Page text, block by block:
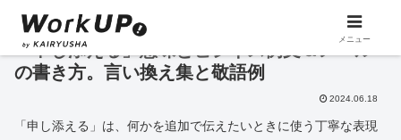
「申し添える」意味とビジネス例文＆メール
の書き方。言い換え集と敬語例
2024.06.18
「申し添える」は、何かを追加で伝えたいときに使う丁寧な表現
メニュー